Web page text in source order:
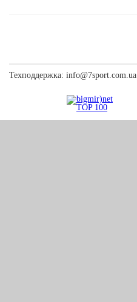
Техподдержка: info@7sport.com.ua